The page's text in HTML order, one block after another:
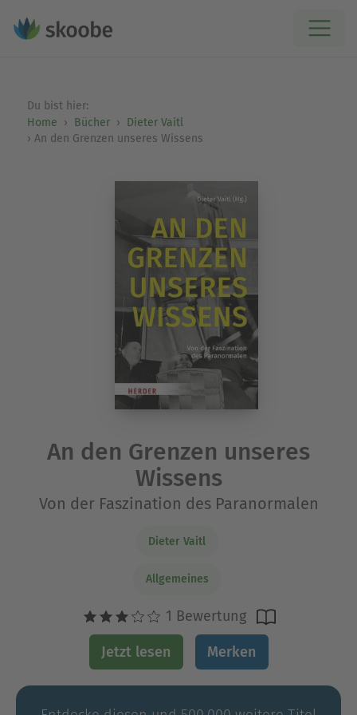
Du bist hier:
Home
Bücher
Dieter Vaitl
An den Grenzen unseres Wissens
An den Grenzen unseres
Wissens
Von der Faszination des Paranormalen
Dieter Vaitl
Allgemeines
1 Bewertung
Jetzt lesen Merken